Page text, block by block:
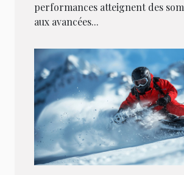
performances atteignent des
aux avancées...